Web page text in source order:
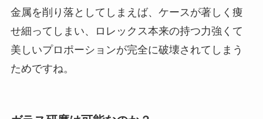
金属を削り落としてしまえば、ケースが著しく痩
せ細ってしまい、ロレックス本来の持つ力強くて
美しいプロポーションが完全に破壊されてしまう
ためですね。